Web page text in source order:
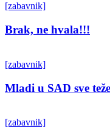
[zabavnik]
Brak, ne hvala!!!
[zabavnik]
Mladi u SAD sve
[zabavnik]